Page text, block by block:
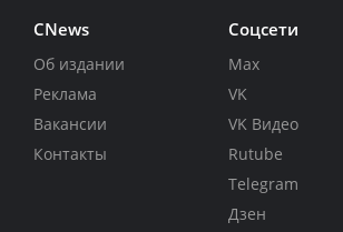
CNews
Об издании
Реклама
Вакансии
Контакты
Соцсети
Max
VK
VK Видео
Rutube
Telegram
Дзен